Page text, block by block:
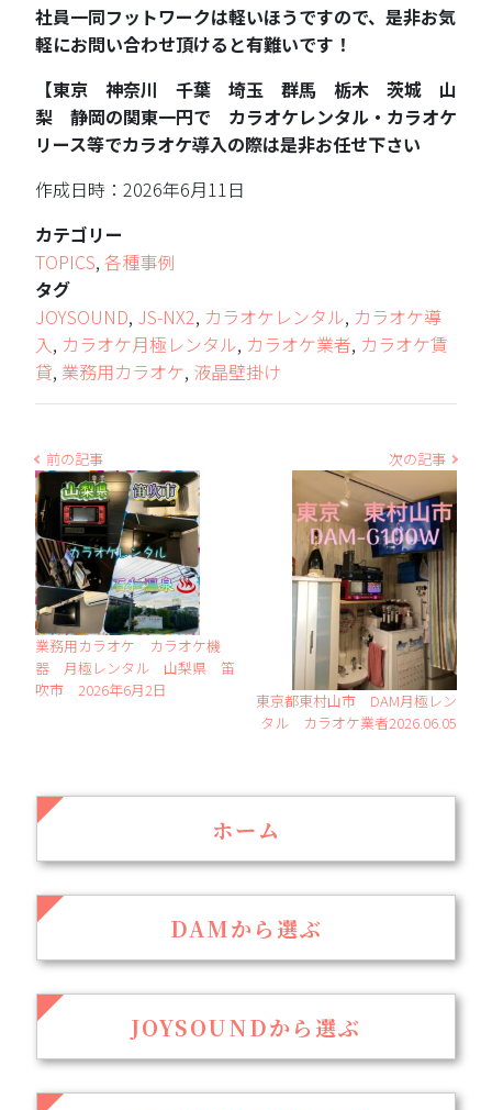
社員一同フットワークは軽いほうですので、是非お気
軽にお問い合わせ頂けると有難いです！
【東京 神奈川 千葉 埼玉 群馬 栃木 茨城 山
梨 静岡の関東一円で カラオケレンタル・カラオケ
リース等でカラオケ導入の際は是非お任せ下さい
作成日時：2026年6月11日
カテゴリー
TOPICS, 各種事例
タグ
JOYSOUND, JS-NX2, カラオケレンタル, カラオケ導
入, カラオケ月極レンタル, カラオケ業者, カラオケ賃
貸, 業務用カラオケ, 液晶壁掛け
前の記事
業務用カラオケ カラオケ機
器 月極レンタル 山梨県 笛
吹市 2026年6月2日
次の記事
東京都東村山市 DAM月極レン
タル カラオケ業者2026.06.05
ホーム
DAMから選ぶ
JOYSOUNDから選ぶ